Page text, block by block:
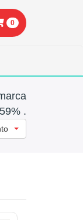
0
.